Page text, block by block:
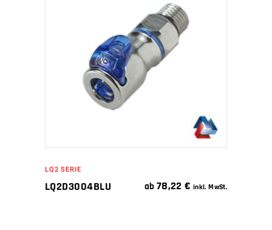
IN DEN WARENKORB
LQ2 SERIE
LQ2D3004BLU ab 78,22€ inkl. MwSt.